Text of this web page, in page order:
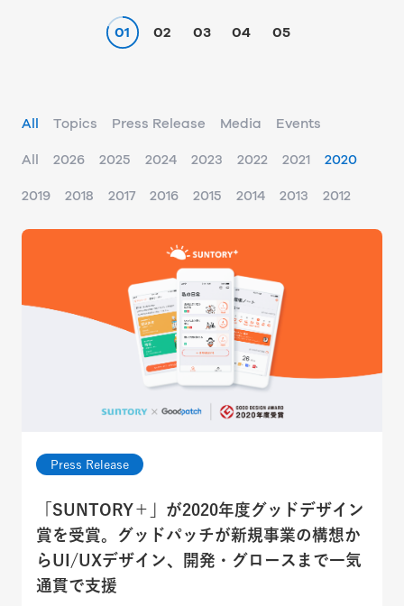
01 02 03 04 05
All Topics Press Release Media Events
All 2026 2025 2024 2023 2022 2021 2020
2019 2018 2017 2016 2015 2014 2013 2012
Press Release
「SUNTORY＋」が2020年度グッドデザイン
賞を受賞。グッドパッチが新規事業の構想か
らUI/UXデザイン、開発・グロースまで一気
通貫で支援